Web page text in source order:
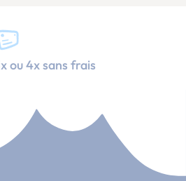
ou 4x sans frais